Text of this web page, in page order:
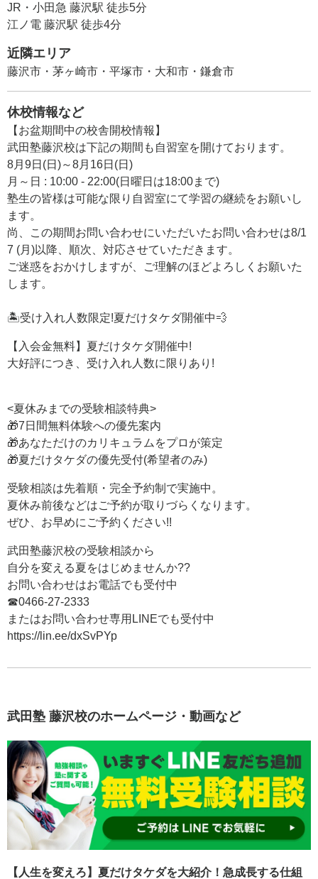
JR・小田急 藤沢駅 徒歩5分
江ノ電 藤沢駅 徒歩4分
近隣エリア
藤沢市・茅ヶ崎市・平塚市・大和市・鎌倉市
休校情報など
【お盆期間中の校舎開校情報】
武田塾藤沢校は下記の期間も自習室を開けております。
8月9日(日)～8月16日(日)
月～日 : 10:00 - 22:00(日曜日は18:00まで)
塾生の皆様は可能な限り自習室にて学習の継続をお願いし
ます。
尚、この期間お問い合わせにいただいたお問い合わせは8/1
7 (月)以降、順次、対応させていただきます。
ご迷惑をおかけしますが、ご理解のほどよろしくお願いた
します。
🏝️受け入れ人数限定!夏だけタケダ開催中💨
【入会金無料】夏だけタケダ開催中!
大好評につき、受け入れ人数に限りあり!
<夏休みまでの受験相談特典>
🎁7日間無料体験への優先案内
🎁あなただけのカリキュラムをプロが策定
🎁夏だけタケダの優先受付(希望者のみ)
受験相談は先着順・完全予約制で実施中。
夏休み前後などはご予約が取りづらくなります。
ぜひ、お早めにご予約ください!!
武田塾藤沢校の受験相談から
自分を変える夏をはじめませんか??
お問い合わせはお電話でも受付中
☎0466-27-2333
またはお問い合わせ専用LINEでも受付中
https://lin.ee/dxSvPYp
武田塾 藤沢校のホームページ・動画など
【人生を変えろ】夏だけタケダを大紹介！急成長する仕組